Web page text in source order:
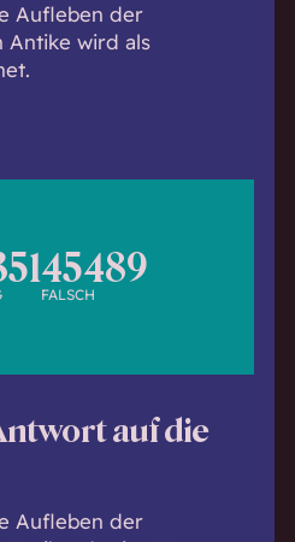
Aufleben der
Antike wird als
45489
FALSCH
auf die
Aufleben der